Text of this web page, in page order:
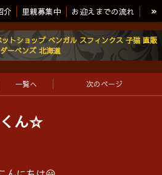
介 里親募集中 お迎えまでの流れ
徴 （旧）ブログ
について
»
トショップ ベンガル スフィンクス 子猫 直販
ーベンズ 北海道
一覧へ 次のページ
ん☆